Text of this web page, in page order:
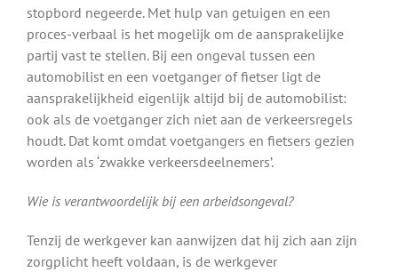
stopbord negeerde. Met hulp van getuigen en een
proces-verbaal is het mogelijk om de aansprakelijke
partij vast te stellen. Bij een ongeval tussen een
automobilist en een voetganger of fietser ligt de
aansprakelijkheid eigenlijk altijd bij de automobilist:
ook als de voetganger zich niet aan de verkeersregels
houdt. Dat komt omdat voetgangers en fietsers gezien
worden als ‘zwakke verkeersdeelnemers’.
Wie is verantwoordelijk bij een arbeidsongeval?
Tenzij de werkgever kan aanwijzen dat hij zich aan zijn
zorgplicht heeft voldaan, is de werkgever